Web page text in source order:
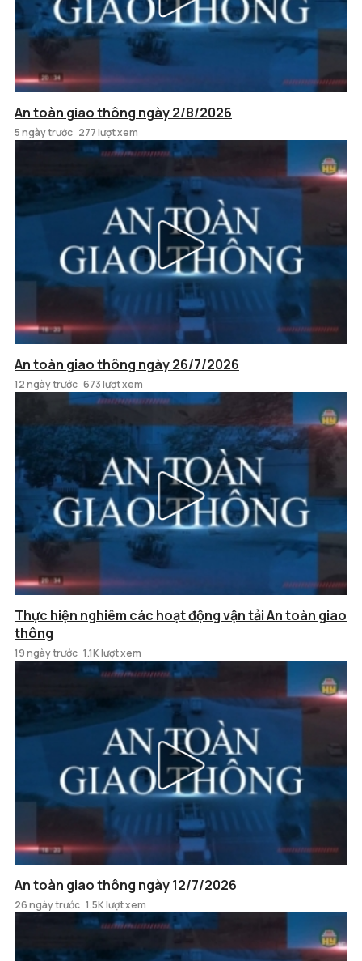
An toàn giao thông ngày 2/8/2026
5 ngày trước 277 lượt xem
An toàn giao thông ngày 26/7/2026
12 ngày trước 673 lượt xem
Thực hiện nghiêm các hoạt động vận tải An toàn giao
thông
19 ngày trước 1.1K lượt xem
An toàn giao thông ngày 12/7/2026
26 ngày trước 1.5K lượt xem